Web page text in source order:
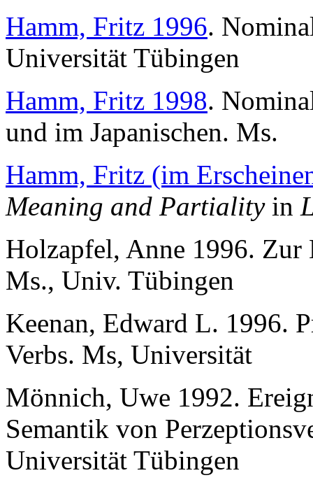
Hamm, Fritz 1996.
Universität Tübingen
Hamm, Fritz 1998.
und im Japanischen. Ms.
Hamm, Fritz (im
Meaning and Partialityin
Holzapfel, Anne 1996. Zur
Ms., Univ. Tübingen
Keenan, Edward L. 1996.
Verbs. Ms, Universität
Mönnich, Uwe 1992.
Semantik von
Universität Tübingen